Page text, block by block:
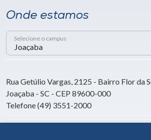
Onde estamos
Selecione o campus
Rua Getúlio Vargas, 2125 - Bairro Flor da
Joaçaba - SC - CEP 89600-000
Telefone (49) 3551-2000